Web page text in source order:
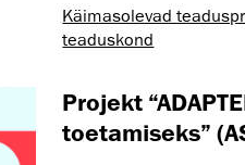
Käimasolevad
teaduskond
Projekt
toetamiseks”